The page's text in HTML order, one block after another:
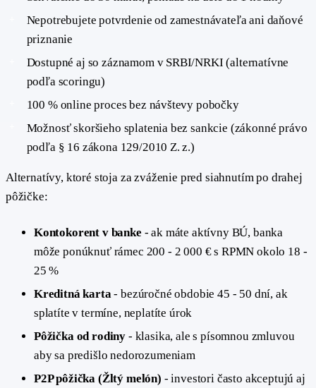
Nepotrebujete potvrdenie od zamestnávateľa ani daňové
priznanie
Dostupné aj so záznamom v SRBI/NRKI (alternatívne
podľa scoringu)
100 % online proces bez návštevy pobočky
Možnosť skoršieho splatenia bez sankcie (zákonné právo
podľa § 16 zákona 129/2010 Z. z.)
Alternatívy, ktoré stoja za zváženie pred siahnutím po drahej
pôžičke:
Kontokorent v banke - ak máte aktívny BÚ, banka
môže ponúknuť rámec 200 - 2 000 € s RPMN okolo 18 -
25 %
Kreditná karta- bezúročné obdobie 45 - 50 dní, ak
splatíte v termíne, neplatíte úrok
Pôžička od rodiny - klasika, ale s písomnou zmluvou
aby sa predišlo nedorozumeniam
P2P pôžička (Žltý melón) - investori často akceptujú aj